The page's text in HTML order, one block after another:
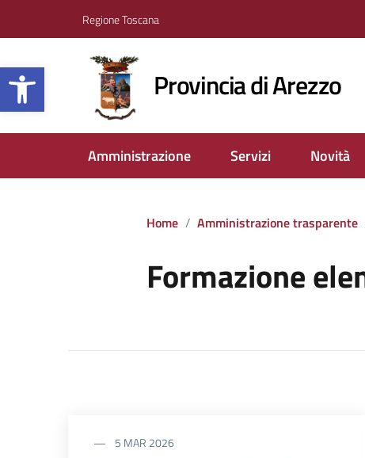
Apri la barra degli strumenti
Regione Toscana
Provincia di Arezzo
Amministrazione Servizi Novità
Home Amministrazione trasparente
Formazione
5 MAR 2026